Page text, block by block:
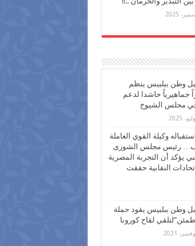
وطن ببلبيس ينظم
جماهيرياً حاشدا لدعم
مجلس الشيوخ
وكيلة القوي العاملة
رئيس مجلس الشورى
يؤكد أن التجربة المصرية
النقابية حققت
وطن ببلبيس يقود حملة
لقاح كورونا